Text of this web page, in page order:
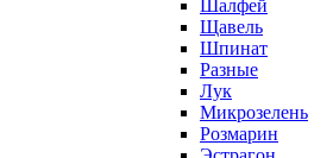
Шалфей
Щавель
Шпинат
Разные
Лук
Микрозелень
Розмарин